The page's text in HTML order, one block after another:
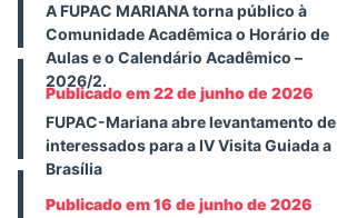
A FUPAC MARIANA torna público à
Comunidade Acadêmica o Horário de
Aulas e o Calendário Acadêmico –
2026/2.
Publicado em 22 de junho de 2026
FUPAC-Mariana abre levantamento de
interessados para a IV Visita Guiada a
Brasília
Publicado em 16 de junho de 2026